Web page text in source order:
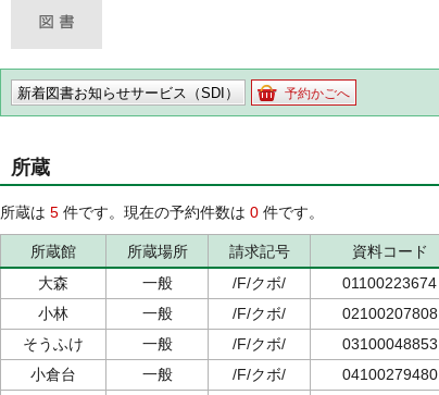
新着図書お知らせサービス（SDI） 予約かごへ
所蔵
所蔵は 5 件です。現在の予約件数は 0 件です。
所蔵館 所蔵場所 請求記号 資料コード
大森
一般 /F/クボ/ 01100223674
小林
一般 /F/クボ/ 02100207808
そうふけ
一般 /F/クボ/ 03100048853
小倉台
一般 /F/クボ/ 04100279480